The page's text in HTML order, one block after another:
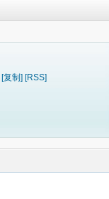
[复制] [RSS]